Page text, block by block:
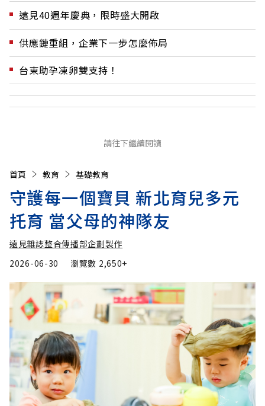
遠見40週年慶典，限時盛大開啟
供應鏈重組，企業下一步怎麼佈局
台東助孕凍卵雙支持！
請往下繼續閱讀
首頁 教育 基礎教育
守護每一個寶貝 新北育兒多元
托育 當父母的神隊友
遠見雜誌整合傳播部企劃製作
2026-06-30
瀏覽數 2,650+